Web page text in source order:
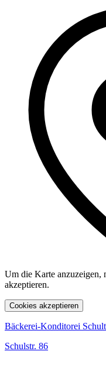
Um die Karte anzuzeigen,
akzeptieren.
Cookies akzeptieren
Bäckerei-Konditorei
Schulstr. 86